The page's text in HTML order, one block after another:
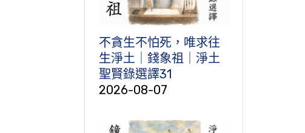
不貪生不怕死，唯求往
生淨土｜錢象祖｜淨土
聖賢錄選譯31
2026-08-07